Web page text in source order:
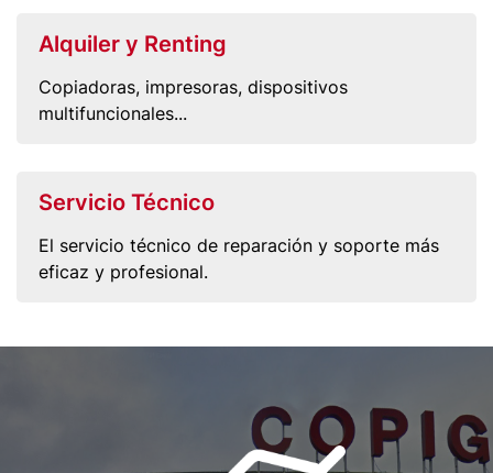
Alquiler y Renting
Copiadoras, impresoras, dispositivos
multifuncionales...
Servicio Técnico
El servicio técnico de reparación y soporte más
eficaz y profesional.